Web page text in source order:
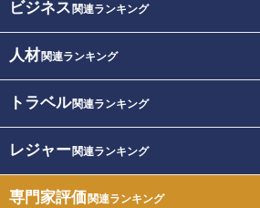
ビジネス 関連ランキング
人材関連ランキング
トラベル関連ランキング
レジャー関連ランキング
専門家評価関連ランキング